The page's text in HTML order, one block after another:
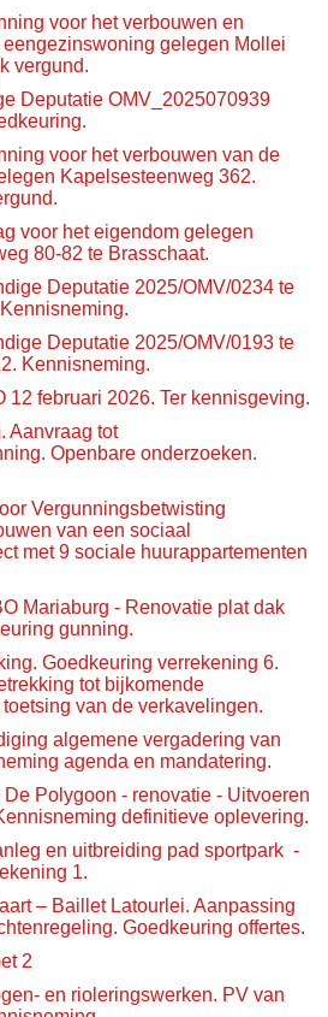
voor het verbouwen en
gelegen Mollei
vergund.
Deputatie OMV_2025070939
voor het verbouwen van de
Kapelsesteenweg 362.
voor het eigendom gelegen
80-82 te Brasschaat.
Deputatie 2025/OMV/0234 te
Deputatie 2025/OMV/0193 te
Kennisneming.
12 februari 2026. Ter kennisgeving.
Aanvraag tot
Openbare onderzoeken.
Vergunningsbetwisting
van een sociaal
met 9 sociale huurappartementen
Mariaburg - Renovatie plat dak
gunning.
Goedkeuring verrekening 6.
tot bijkomende
van de verkavelingen.
algemene vergadering van
agenda en mandatering.
Polygoon - renovatie - Uitvoeren
definitieve oplevering.
en uitbreiding pad sportpark -
1.
– Baillet Latourlei. Aanpassing
Goedkeuring offertes.
2
en rioleringswerken. PV van